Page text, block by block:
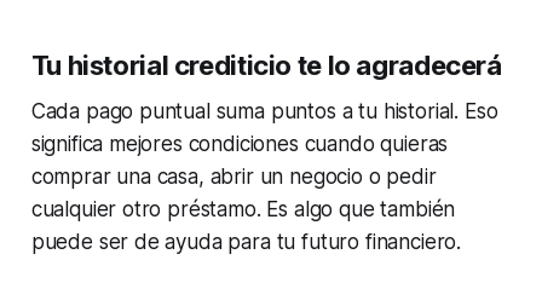
Tu historial crediticio te lo agradecerá
Cada pago puntual suma puntos a tu historial. Eso
significa mejores condiciones cuando quieras
comprar una casa, abrir un negocio o pedir
cualquier otro préstamo. Es algo que también
puede ser de ayuda para tu futuro financiero.